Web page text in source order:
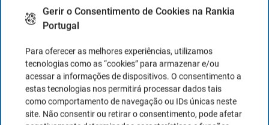
Gerir o Consentimento de Cookies na Rankia
Portugal
Para oferecer as melhores experiências, utilizamos
tecnologias como as “cookies” para armazenar e/ou
acessar a informações de dispositivos. O consentimento a
estas tecnologias nos permitirá processar dados tais
como comportamento de navegação ou IDs únicas neste
site. Não consentir ou retirar o consentimento, pode afetar
ETFs: Ampla oferta
Matérias-primas:
Criptomoedas– 10 criptomoedas, incluindo Bitcoin e
Ethereum
Ações
Quanto à oferta em ações, o intermediário oferece ações